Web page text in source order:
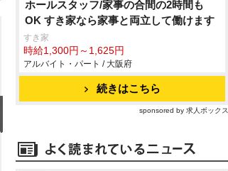
ホールスタッフ/家事の合間の2時間も
OK すき家なら家事と両立して働けます
すき家
時給1,300円～1,625円
アルバイト・パート / 大阪府
続きはこちら
sponsored by 求人ボックス